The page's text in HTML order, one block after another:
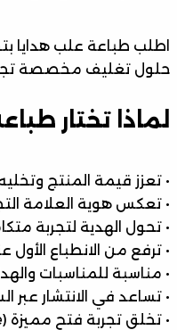
اطلب طباعة علب هدايا
حلول تغليف مخصصة تجمع
لماذا تختار
• تعزز قيمة المنتج
• تعكس هوية العلامة
• تحول الهدية لتجربة
• ترفع من الانطباع الأول
• مناسبة للمناسبات
• تساعد في الانتشار عبر
• تخلق تجربة فتح مميزة (Unboxing Experience)